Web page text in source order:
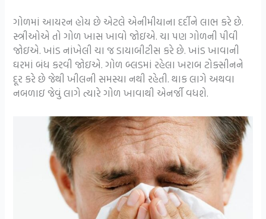
ગોળમાં આયરન હોય છે એટલે એનીમીયાના દર્દીને લાભ કરે છે.
સ્ત્રીઓએ તો ગોળ ખાસ ખાવો જોઇએ. ચા પણ ગોળની પીવી
જોઇએ. ખાંડ નાંખેલી ચા જ ડાયાબીટીસ કરે છે. ખાંડ ખાવાની
ઘરમાં બંધ કરવી જોઇએ. ગોળ બ્લડમાં રહેલા ખરાબ ટોક્સીનને
દૂર કરે છે જેથી ખીલની સમસ્યા નથી રહેતી. થાક લાગે અથવા
નબળાઇ જેવું લાગે ત્યારે ગોળ ખાવાથી એનર્જી વધશે.